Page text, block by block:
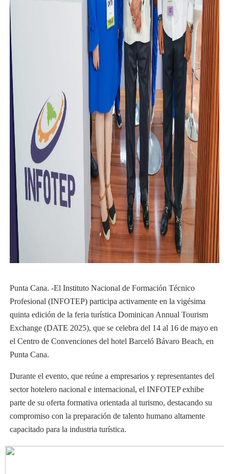
Punta Cana. -El Instituto Nacional de Formación Técnico
Profesional (INFOTEP) participa activamente en la vigésima
quinta edición de la feria turística Dominican Annual Tourism
Exchange (DATE 2025), que se celebra del 14 al 16 de mayo en
el Centro de Convenciones del hotel Barceló Bávaro Beach, en
Punta Cana.
Durante el evento, que reúne a empresarios y representantes del
sector hotelero nacional e internacional, el INFOTEP exhibe
parte de su oferta formativa orientada al turismo, destacando su
compromiso con la preparación de talento humano altamente
capacitado para la industria turística.